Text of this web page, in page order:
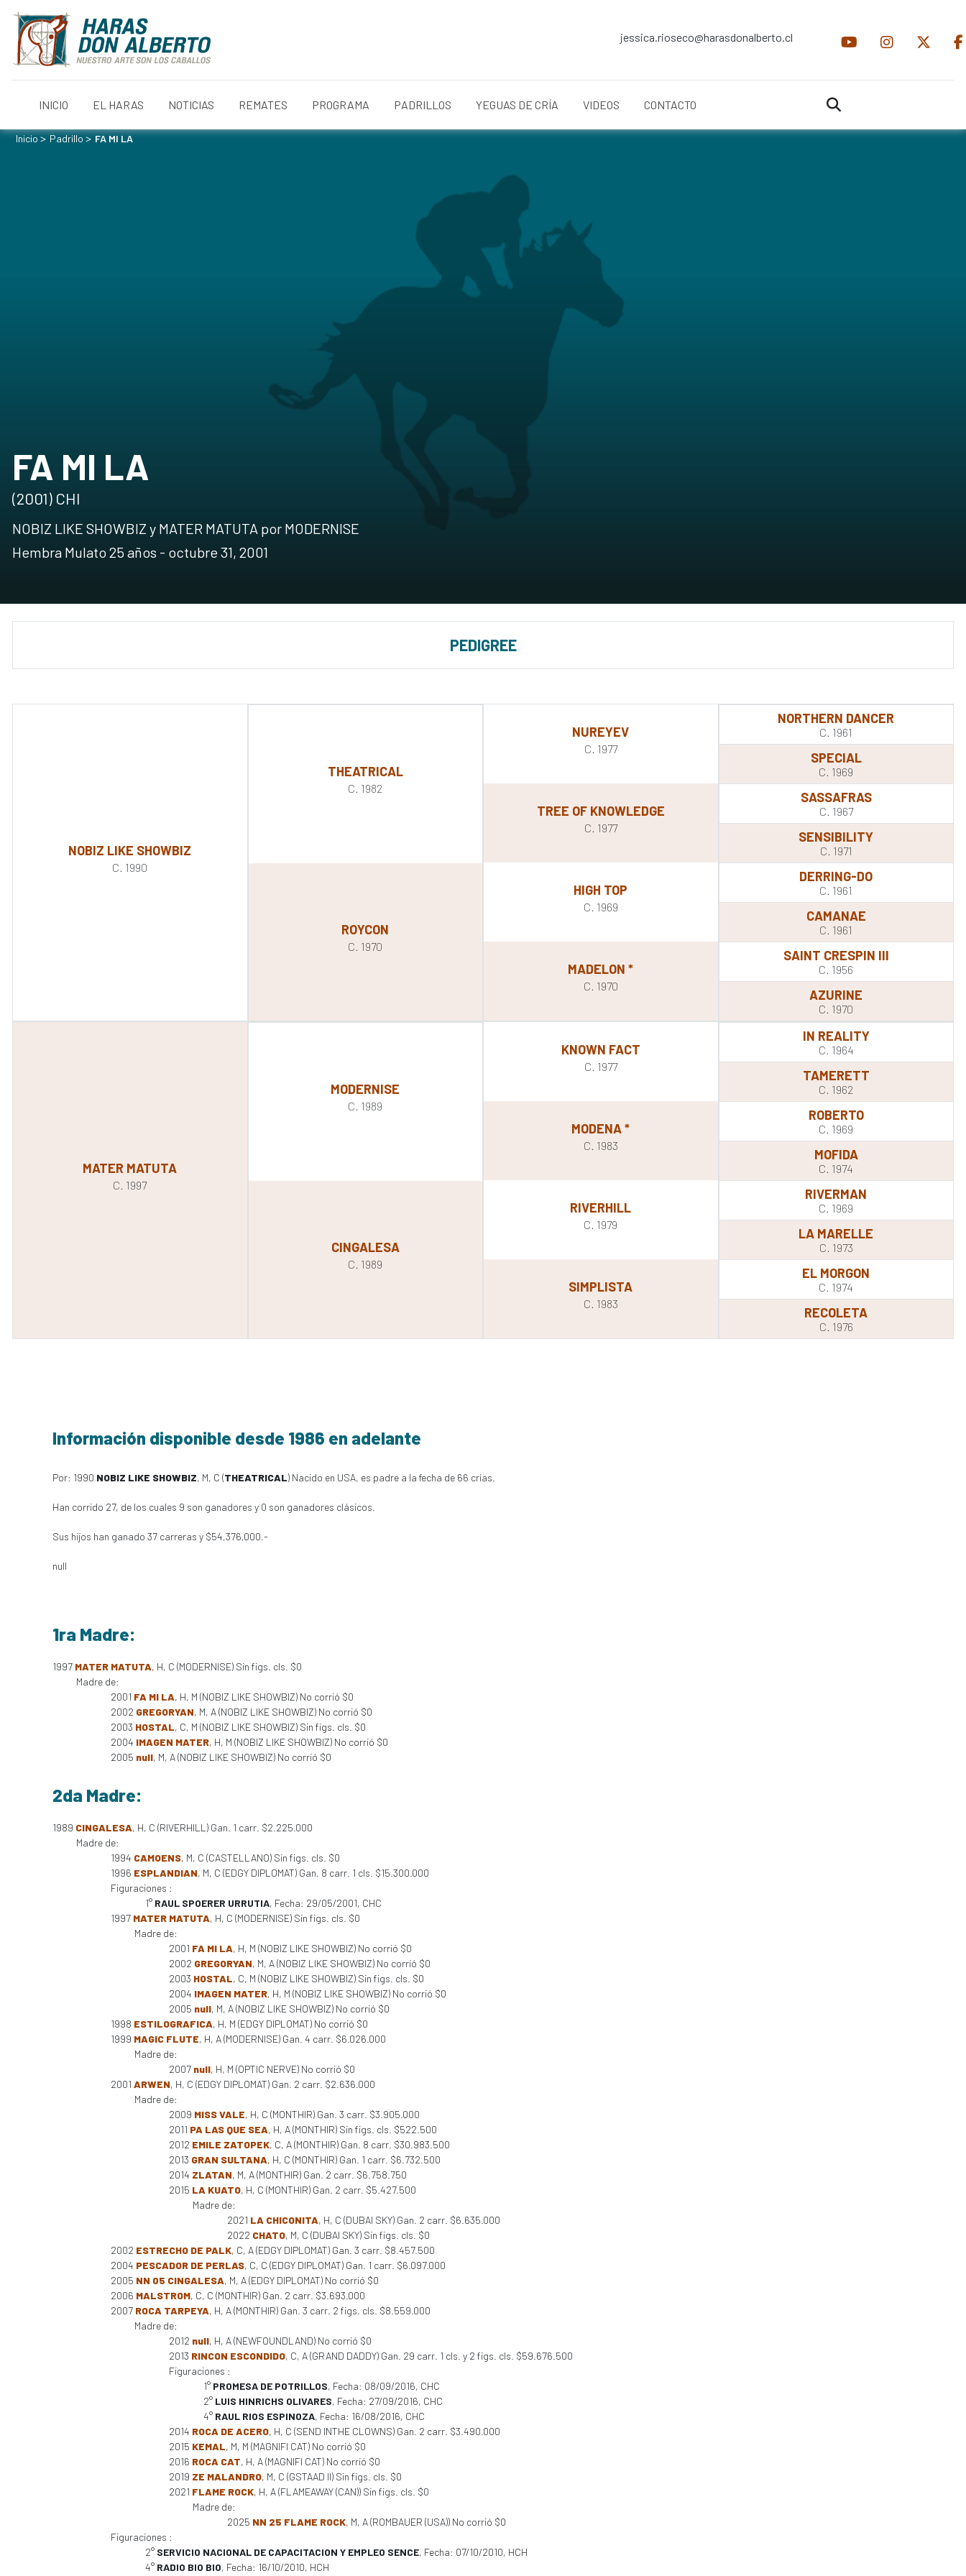
jessica.rioseco@harasdonalberto.cl
INICIO EL HARAS NOTICIAS REMATES PROGRAMA PADRILLOS YEGUAS DE CRÍA VIDEOS CONTACTO
Inicio> Padrillo> FA MI LA
FA MI LA
(2001) CHI
NOBIZ LIKE SHOWBIZ y MATER MATUTA por MODERNISE
Hembra Mulato 25 años - octubre 31, 2001
PEDIGREE
NOBIZ LIKE SHOWBIZ
C. 1990
THEATRICAL
C. 1982
ROYCON
C. 1970
NUREYEV
C. 1977
TREE OF KNOWLEDGE
C. 1977
HIGH TOP
C. 1969
MADELON *
C. 1970
NORTHERN DANCER
C. 1961
SPECIAL
C. 1969
SASSAFRAS
C. 1967
SENSIBILITY
C. 1971
DERRING-DO
C. 1961
CAMANAE
C. 1961
SAINT CRESPIN III
C. 1956
AZURINE
C. 1970
MATER MATUTA
C. 1997
MODERNISE
C. 1989
CINGALESA
C. 1989
KNOWN FACT
C. 1977
MODENA *
C. 1983
RIVERHILL
C. 1979
SIMPLISTA
C. 1983
IN REALITY
C. 1964
TAMERETT
C. 1962
ROBERTO
C. 1969
MOFIDA
C. 1974
RIVERMAN
C. 1969
LA MARELLE
C. 1973
EL MORGON
C. 1974
RECOLETA
C. 1976
Información disponible desde 1986 en adelante
Por: 1990 NOBIZ LIKE SHOWBIZ, M, C (THEATRICAL) Nacido en USA, es padre a la fecha de 66 crías.
Han corrido 27, de los cuales 9 son ganadores y 0 son ganadores clásicos.
Sus hijos han ganado 37 carreras y $54,376,000.-
null
1ra Madre:
1997 MATER MATUTA, H, C (MODERNISE) Sin figs. cls. $0
Madre de:
2001 FA MI LA, H, M (NOBIZ LIKE SHOWBIZ) No corrió $0
2002 GREGORYAN, M, A (NOBIZ LIKE SHOWBIZ) No corrió $0
2003 HOSTAL, C, M (NOBIZ LIKE SHOWBIZ) Sin figs. cls. $0
2004 IMAGEN MATER, H, M (NOBIZ LIKE SHOWBIZ) No corrió $0
2005 null, M, A (NOBIZ LIKE SHOWBIZ) No corrió $0
2da Madre:
1989 CINGALESA, H, C (RIVERHILL) Gan. 1 carr. $2.225.000
Madre de:
1994 CAMOENS, M, C (CASTELLANO) Sin figs. cls. $0
1996 ESPLANDIAN, M, C (EDGY DIPLOMAT) Gan. 8 carr. 1 cls. $15.300.000
Figuraciones :
1° RAUL SPOERER URRUTIA, Fecha: 29/05/2001, CHC
1997 MATER MATUTA, H, C (MODERNISE) Sin figs. cls. $0
Madre de:
2001 FA MI LA, H, M (NOBIZ LIKE SHOWBIZ) No corrió $0
2002 GREGORYAN, M, A (NOBIZ LIKE SHOWBIZ) No corrió $0
2003 HOSTAL, C, M (NOBIZ LIKE SHOWBIZ) Sin figs. cls. $0
2004 IMAGEN MATER, H, M (NOBIZ LIKE SHOWBIZ) No corrió $0
2005 null, M, A (NOBIZ LIKE SHOWBIZ) No corrió $0
1998 ESTILOGRAFICA, H, M (EDGY DIPLOMAT) No corrió $0
1999 MAGIC FLUTE, H, A (MODERNISE) Gan. 4 carr. $6.026.000
Madre de:
2007 null, H, M (OPTIC NERVE) No corrió $0
2001 ARWEN, H, C (EDGY DIPLOMAT) Gan. 2 carr. $2.636.000
Madre de:
2009 MISS VALE, H, C (MONTHIR) Gan. 3 carr. $3.905.000
2011 PA LAS QUE SEA, H, A (MONTHIR) Sin figs. cls. $522.500
2012 EMILE ZATOPEK, C, A (MONTHIR) Gan. 8 carr. $30.983.500
2013 GRAN SULTANA, H, C (MONTHIR) Gan. 1 carr. $6.732.500
2014 ZLATAN, M, A (MONTHIR) Gan. 2 carr. $6.758.750
2015 LA KUATO, H, C (MONTHIR) Gan. 2 carr. $5.427.500
Madre de:
2021 LA CHICONITA, H, C (DUBAI SKY) Gan. 2 carr. $6.635.000
2022 CHATO, M, C (DUBAI SKY) Sin figs. cls. $0
2002 ESTRECHO DE PALK, C, A (EDGY DIPLOMAT) Gan. 3 carr. $8.457.500
2004 PESCADOR DE PERLAS, C, C (EDGY DIPLOMAT) Gan. 1 carr. $6.097.000
2005 NN 05 CINGALESA, M, A (EDGY DIPLOMAT) No corrió $0
2006 MALSTROM, C, C (MONTHIR) Gan. 2 carr. $3.693.000
2007 ROCA TARPEYA, H, A (MONTHIR) Gan. 3 carr. 2 figs. cls. $8.559.000
Madre de:
2012 null, H, A (NEWFOUNDLAND) No corrió $0
2013 RINCON ESCONDIDO, C, A (GRAND DADDY) Gan. 29 carr. 1 cls. y 2 figs. cls. $59.676.500
Figuraciones :
1° PROMESA DE POTRILLOS, Fecha: 08/09/2016, CHC
2° LUIS HINRICHS OLIVARES, Fecha: 27/09/2016, CHC
4° RAUL RIOS ESPINOZA, Fecha: 16/08/2016, CHC
2014 ROCA DE ACERO, H, C (SEND INTHE CLOWNS) Gan. 2 carr. $3.490.000
2015 KEMAL, M, M (MAGNIFI CAT) No corrió $0
2016 ROCA CAT, H, A (MAGNIFI CAT) No corrió $0
2019 ZE MALANDRO, M, C (GSTAAD II) Sin figs. cls. $0
2021 FLAME ROCK, H, A (FLAMEAWAY (CAN)) Sin figs. cls. $0
Madre de:
2025 NN 25 FLAME ROCK, M, A (ROMBAUER (USA)) No corrió $0
Figuraciones :
2° SERVICIO NACIONAL DE CAPACITACION Y EMPLEO SENCE, Fecha: 07/10/2010, HCH
4° RADIO BIO BIO, Fecha: 16/10/2010, HCH